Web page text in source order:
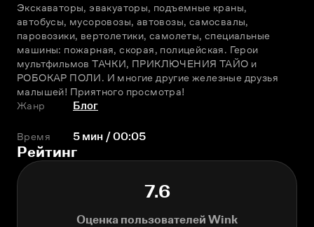
Экскаваторы, эвакуаторы, подъемные краны,
автобусы, мусоровозы, автовозы, самосвалы,
паровозики, вертолетики, самолеты, специальные
машины: пожарная, скорая, полицейская. Герои
мультфильмов ТАЧКИ, ПРИКЛЮЧЕНИЯ ТАЙО и
РОБОКАР ПОЛИ. И многие другие железные друзья
малышей! Приятного просмотра!
Жанр
Блог
Время 5 мин / 00:05
Рейтинг
7.6
Оценка пользователей Wink